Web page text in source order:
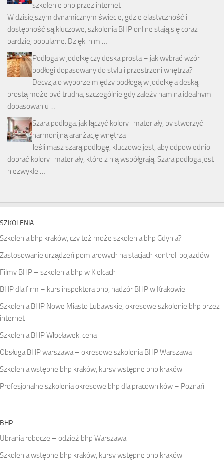
szkolenie bhp przez internet
W dzisiejszym dynamicznym świecie, gdzie elastyczność i
dostępność są kluczowe, szkolenia BHP online stają się coraz
bardziej popularne. Dzięki nim …
Podłoga w jodełkę czy deska prosta – jak wybrać wzór
podłogi dopasowany do stylu i przestrzeni wnętrza?
Decyzja o wyborze między podłogą w jodełkę a deską
prostą może być trudna, szczególnie gdy zależy nam na idealnym
dopasowaniu …
Szara podłoga: jak łączyć kolory i materiały, by stworzyć
harmonijną aranżację wnętrza
Jeśli masz szarą podłogę, kluczowe jest, aby odpowiednio
dobrać kolory i materiały, które z nią współgrają. Szara podłoga jest
niezwykle …
SZKOLENIA
Szkolenia bhp kraków, czy też może szkolenia bhp Gdynia?
Zastosowanie urządzeń pomiarowych na stacjach kontroli pojazdów
Filmy BHP – szkolenia bhp w Kielcach
BHP dla firm – kurs inspektora bhp, nadzór BHP w Krakowie
Szkolenia BHP Nowe Miasto Lubawskie, okresowe szkolenie bhp przez
internet
Szkolenia BHP Włocławek: cena
Obsługa BHP warszawa – okresowe szkolenia BHP Warszawa
Szkolenia wstępne bhp kraków, kursy wstępne bhp kraków
Profesjonalne szkolenia okresowe bhp dla pracowników – Poznań
BHP
Ubrania robocze – odzież bhp Warszawa
Szkolenia wstępne bhp kraków, kursy wstępne bhp kraków